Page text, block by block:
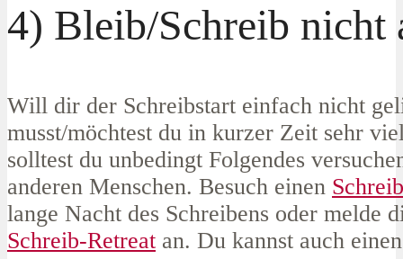
4) Bleib/Schreib nicht
Will dir der Schreibstart einfach nicht
musst/möchtest du in kurzer Zeit sehr
solltest du unbedingt Folgendes
anderen Menschen. Besuch einen
lange Nacht des Schreibens oder melde
Schreib-Retreat an. Du kannst auch